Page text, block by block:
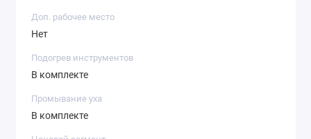
Доп. рабочее место
Нет
Подогрев инструментов
В комплекте
Промывание уха
В комплекте